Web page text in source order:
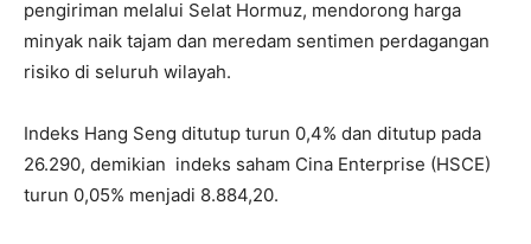
pengiriman melalui Selat Hormuz, mendorong harga
minyak naik tajam dan meredam sentimen perdagangan
risiko di seluruh wilayah.
Indeks Hang Seng ditutup turun 0,4% dan ditutup pada
26.290, demikian indeks saham Cina Enterprise (HSCE)
turun 0,05% menjadi 8.884,20.